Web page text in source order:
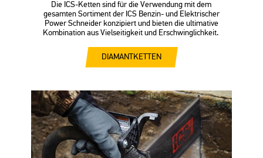
Die ICS-Ketten sind für die Verwendung mit dem
gesamten Sortiment der ICS Benzin- und Elektrischer
Power Schneider konzipiert und bieten die ultimative
Kombination aus Vielseitigkeit und Erschwinglichkeit.
DIAMANTKETTEN